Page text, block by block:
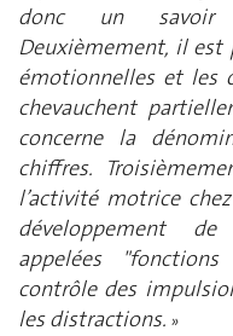
donc un savoir
Deuxièmement, il est
émotionnelles et les
chevauchent
concerne la
chiffres.
l’activité motrice
développement de
appelées
contrôle des
les distractions. »